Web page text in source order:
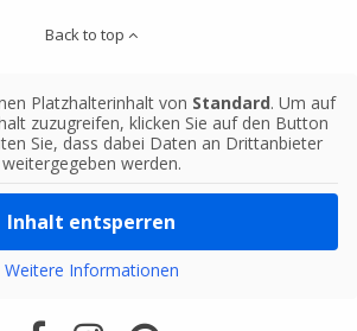
Back to top
Platzhalterinhalt von Standard. Um auf
zuzugreifen, klicken Sie auf den Button
Sie, dass dabei Daten an Drittanbieter
weitergegeben werden.
Inhalt entsperren
Weitere Informationen